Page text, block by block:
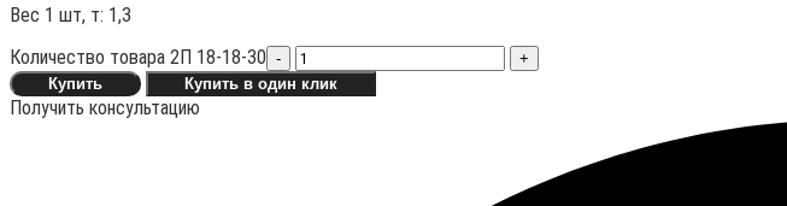
Вес 1 шт, т: 1,3
Количество товара 2П 18-18-30 -
+
Купить
Купить в один клик
Получить консультацию